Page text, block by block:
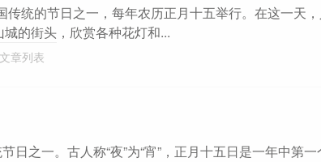
统的节日之一，每年农历正月十五举行。在这一天
的街头，欣赏各种花灯和...
文章列表
日之一。古人称“夜”为“宵”，正月十五日是一年中第一